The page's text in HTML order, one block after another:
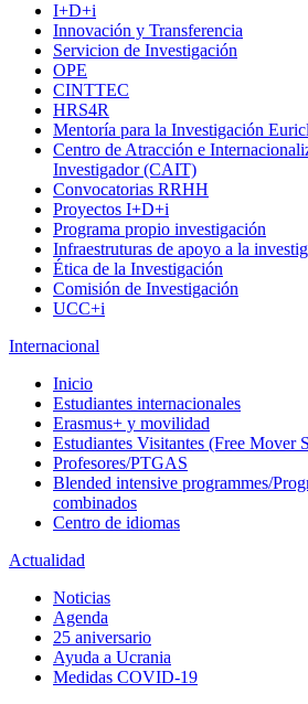
I+D+i
Innovación y Transferencia
Servicion de Investigación
OPE
CINTTEC
HRS4R
Mentoría para la Investigación
Centro de Atracción e
Investigador (CAIT)
Convocatorias RRHH
Proyectos I+D+i
Programa propio investigación
Infraestruturas de apoyo a la
Ética de la Investigación
Comisión de Investigación
UCC+i
Internacional
Inicio
Estudiantes internacionales
Erasmus+ y movilidad
Estudiantes Visitantes (Free Mover
Profesores/PTGAS
Blended intensive programmes/
combinados
Centro de idiomas
Actualidad
Noticias
Agenda
25 aniversario
Ayuda a Ucrania
Medidas COVID-19